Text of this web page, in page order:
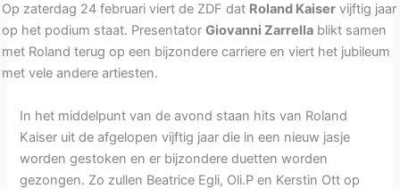
Op zaterdag 24 februari viert de ZDF dat Roland Kaiser vijftig jaar
op het podium staat. PresentatorGiovanni Zarrella blikt samen
met Roland terug op een bijzondere carriere en viert het jubileum
met vele andere artiesten.
In het middelpunt van de avond staan hits van Roland
Kaiser uit de afgelopen vijftig jaar die in een nieuw jasje
worden gestoken en er bijzondere duetten worden
gezongen. Zo zullen Beatrice Egli, Oli.P en Kerstin Ott op